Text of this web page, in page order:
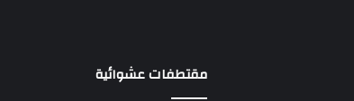
مقتطفات عشوائية